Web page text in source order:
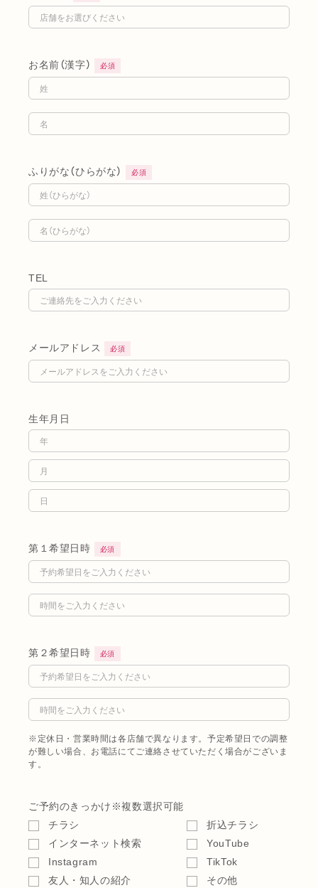
お名前（漢字） 必須
ふりがな（ひらがな） 必須
TEL
メールアドレス 必須
生年月日
第１希望日時 必須
第２希望日時 必須
※定休日・営業時間は各店舗で異なります。予定希望日での調整
が難しい場合、お電話にてご連絡させていただく場合がございま
す。
ご予約のきっかけ ※複数選択可能
チラシ
折込チラシ
インターネット検索
YouTube
Instagram
TikTok
友人・知人の紹介
その他